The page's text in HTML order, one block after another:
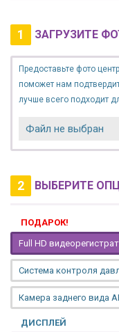
1 ЗАГРУЗИТЕ
Предоставьте фото
поможет нам
лучше всего подходит
Файл не выбран
2 ВЫБЕРИТЕ
ПОДАРОК!
Full HD
Система контроля
Камера заднего вида
ДИСПЛЕЙ